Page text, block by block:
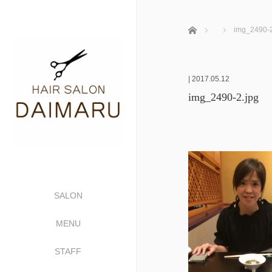
SALON
MENU
STAFF
ホーム img_2490-
2017.05.12
img_2490-2.jpg